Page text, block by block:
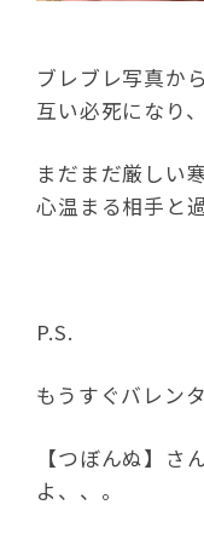
ブレブレ写真か
互い必死になり
まだまだ厳しい
心温まる相手と
P.S.
もうすぐバレン
【つぼんぬ】さ
よ、、。